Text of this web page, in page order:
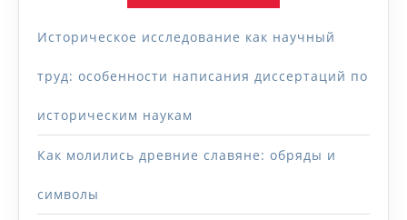
Историческое исследование как научный
труд: особенности написания диссертаций по
историческим наукам
Как молились древние славяне: обряды и
символы